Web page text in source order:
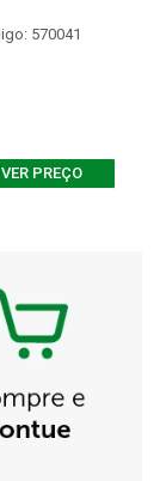
570041
VER PREÇO